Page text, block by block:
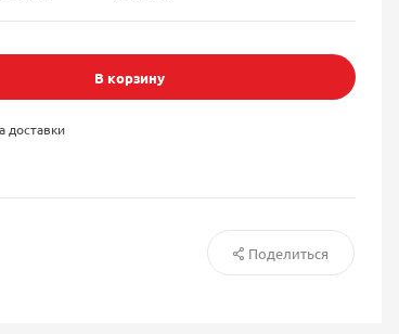
В корзину
доставки
Поделиться